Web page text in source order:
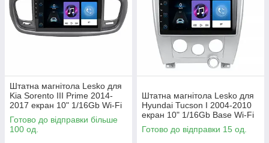
Штатна магнітола Lesko для
Kia Sorento III Prime 2014-
2017 екран 10" 1/16Gb Wi-Fi
Base GPS Android Кіа
Готово до відправки більше
100 од.
Штатна магнітола Lesko для
Hyundai Tucson I 2004-2010
екран 10" 1/16Gb Base Wi-Fi
GPS Android хендай
Готово до відправки 15 од.